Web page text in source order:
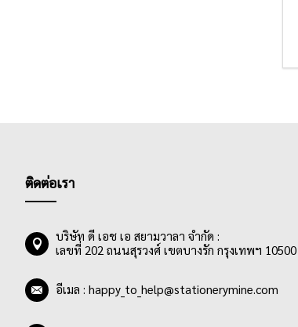
ติดต่อเรา
บริษัท ดี เอช เอ สยามวาลา จำกัด :
เลขที่ 202 ถนนสุรวงศ์ เขตบางรัก กรุงเทพฯ 10500
อีเมล : happy_to_help@stationerymine.com